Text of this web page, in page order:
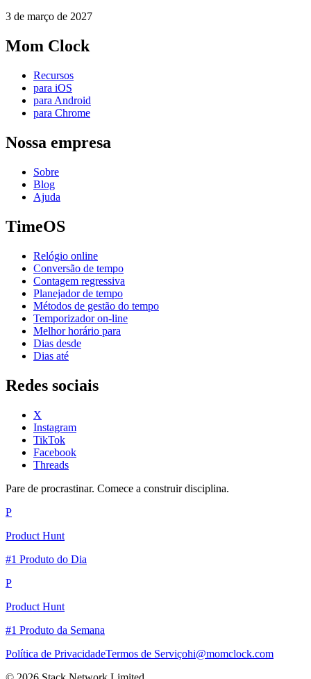
3 de março de 2027
Mom Clock
Recursos
para iOS
para Android
para Chrome
Nossa empresa
Sobre
Blog
Ajuda
TimeOS
Relógio online
Conversão de tempo
Contagem regressiva
Planejador de tempo
Métodos de gestão do tempo
Temporizador on-line
Melhor horário para
Dias desde
Dias até
Redes sociais
X
Instagram
TikTok
Facebook
Threads
Pare de procrastinar. Comece a construir disciplina.
P
Product Hunt
#1 Produto do Dia
P
Product Hunt
#1 Produto da Semana
Política de PrivacidadeTermos de Serviçohi@momclock.com